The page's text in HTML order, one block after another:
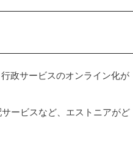
政サービスのオンライン化が
ービスなど、エストニアがど